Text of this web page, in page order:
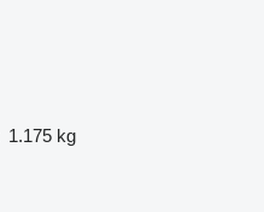
1.175 kg